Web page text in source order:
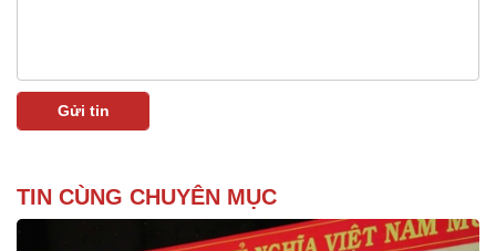
TIN CÙNG CHUYÊN MỤC